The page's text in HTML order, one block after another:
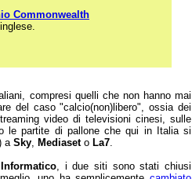
Commonwealth
compresi quelli che non hanno mai
del caso "calcio(non)libero", ossia dei
video di televisioni cinesi, sulle
le partite di pallone che qui in Italia si
aSky, Mediaseto La7.
, i due siti sono stati chiusi